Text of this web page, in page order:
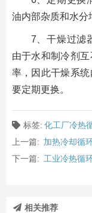
油内部杂质和水分
7、干燥过滤
由于水和制冷剂
率，因此干燥系
要定期更换。
标签: 化工厂冷热
上一篇: 加热冷却循
下一篇: 工业冷热循
相关推荐